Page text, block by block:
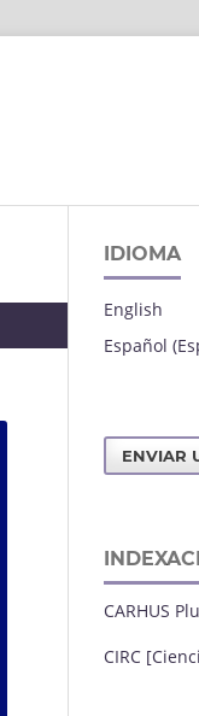
IDIOMA
English
Español
ENVIAR
CARHUS
CIRC